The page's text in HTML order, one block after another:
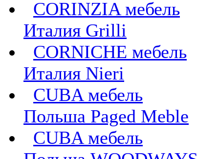
CORINZIA мебель
Италия Grilli
CORNICHE мебель
Италия Nieri
CUBA мебель
Польша Paged Meble
CUBA мебель